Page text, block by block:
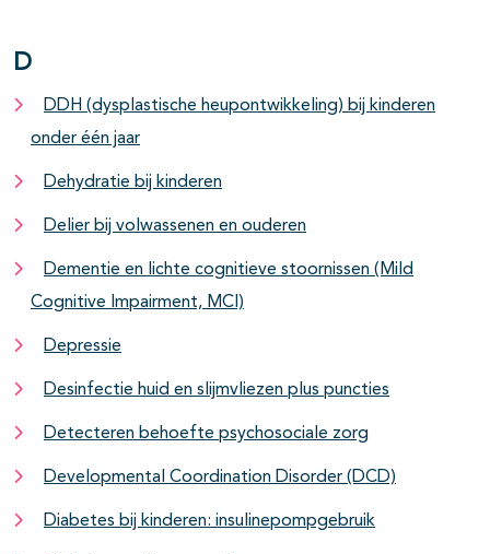
D
DDH (dysplastische heupontwikkeling) bij kinderen
onder één jaar
Dehydratie bij kinderen
Delier bij volwassenen en ouderen
Dementie en lichte cognitieve stoornissen (Mild
Cognitive Impairment, MCI)
Depressie
Desinfectie huid en slijmvliezen plus puncties
Detecteren behoefte psychosociale zorg
Developmental Coordination Disorder (DCD)
Diabetes bij kinderen: insulinepompgebruik